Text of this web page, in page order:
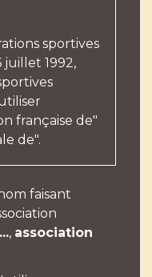
sportives
juillet 1992,
française de"
de".
faisant
, association